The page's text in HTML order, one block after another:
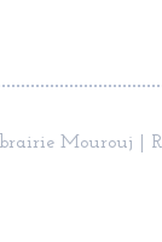
Mourouj |